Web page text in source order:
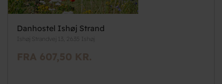
Danhostel Ishøj Strand
Ishøj Strandvej 13, 2635 Ishøj
FRA 607,50 KR.